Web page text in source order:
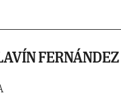
FERNÁNDEZ